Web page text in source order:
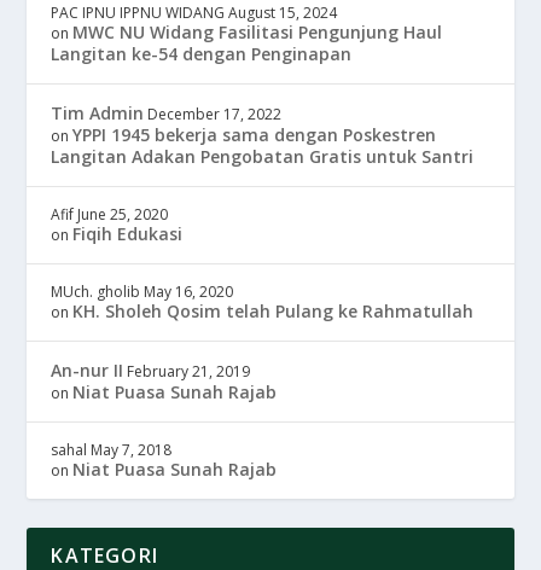
PAC IPNU IPPNU WIDANG August 15, 2024
on MWC NU Widang Fasilitasi Pengunjung Haul
Langitan ke-54 dengan Penginapan
Tim Admin December 17, 2022
onYPPI 1945 bekerja sama dengan Poskestren
Langitan Adakan Pengobatan Gratis untuk Santri
Afif June 25, 2020
on Fiqih Edukasi
MUch. gholib May 16, 2020
on KH. Sholeh Qosim telah Pulang ke Rahmatullah
An-nur II February 21, 2019
on Niat Puasa Sunah Rajab
sahal May 7, 2018
on Niat Puasa Sunah Rajab
KATEGORI